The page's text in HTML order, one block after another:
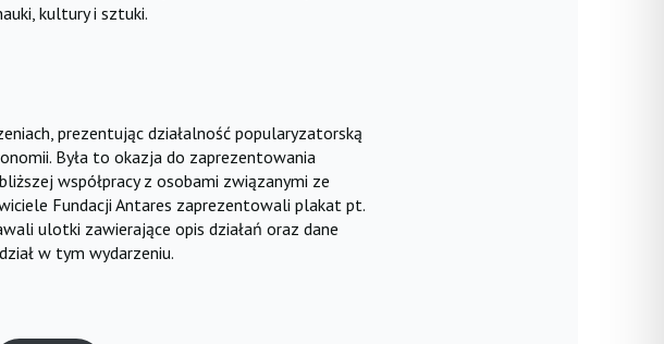
kultury i sztuki.
prezentując działalność popularyzatorską
Była to okazja do zaprezentowania
współpracy z osobami związanymi ze
Fundacji Antares zaprezentowali plakat pt.
ulotki zawierające opis działań oraz dane
w tym wydarzeniu.